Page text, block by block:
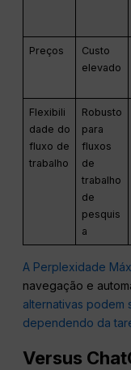
Preços
Custo
elevado
Flexibili
dade do
fluxo de
trabalho
Robusto
para
fluxos
de
trabalho
de
pesquis
a
A Perplexidade
navegação e
alternativas podem
dependendo da
Versus